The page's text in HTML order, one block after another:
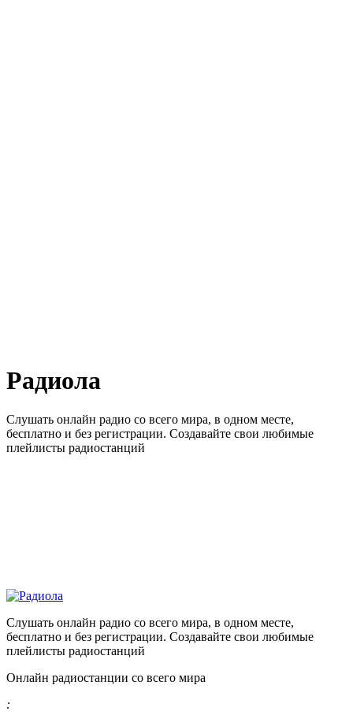
Радиола
Слушать онлайн радио со всего мира, в одном месте,
бесплатно и без регистрации. Создавайте свои любимые
плейлисты радиостанций
Слушать онлайн радио со всего мира, в одном месте,
бесплатно и без регистрации. Создавайте свои любимые
плейлисты радиостанций
Онлайн радиостанции со всего мира
: